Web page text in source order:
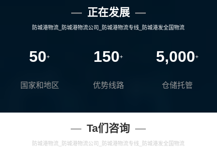
正在发展
防城港物流_防城港物流公司_防城港物流专线_防城港发全国物流
50+
国家和地区
150+
优势线路
5,000+
仓储托管
Ta们咨询
防城港物流_防城港物流公司_防城港物流专线_防城港发全国物流